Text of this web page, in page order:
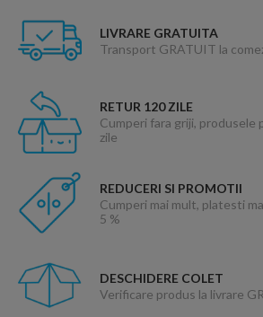
LIVRARE GRATUITA
Transport GRATUIT la
RETUR 120 ZILE
Cumperi fara griji,
zile
REDUCERI SI PROMOTII
Cumperi mai mult, platesti
5 %
DESCHIDERE COLET
Verificare produs la livrare